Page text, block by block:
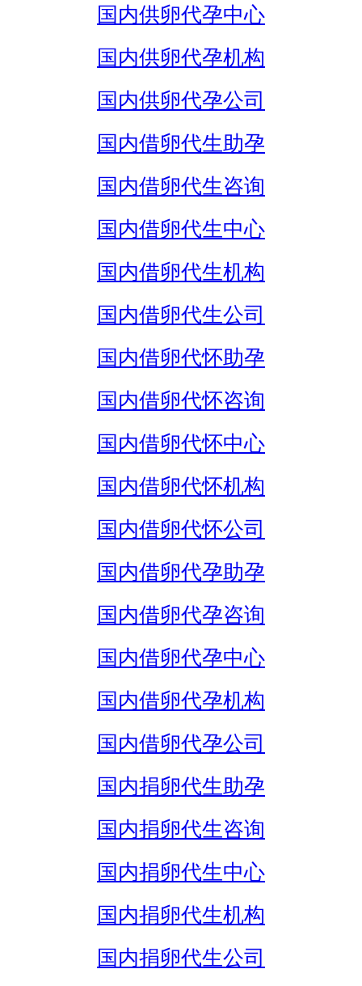
国内供卵代孕中心
国内供卵代孕机构
国内供卵代孕公司
国内借卵代生助孕
国内借卵代生咨询
国内借卵代生中心
国内借卵代生机构
国内借卵代生公司
国内借卵代怀助孕
国内借卵代怀咨询
国内借卵代怀中心
国内借卵代怀机构
国内借卵代怀公司
国内借卵代孕助孕
国内借卵代孕咨询
国内借卵代孕中心
国内借卵代孕机构
国内借卵代孕公司
国内捐卵代生助孕
国内捐卵代生咨询
国内捐卵代生中心
国内捐卵代生机构
国内捐卵代生公司